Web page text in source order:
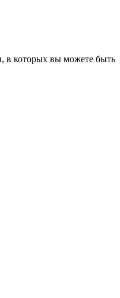
в которых вы можете быть